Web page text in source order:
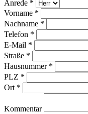
Anrede *
Vorname *
Nachname *
Telefon *
E-Mail *
Straße *
Hausnummer *
PLZ *
Ort *
Kommentar